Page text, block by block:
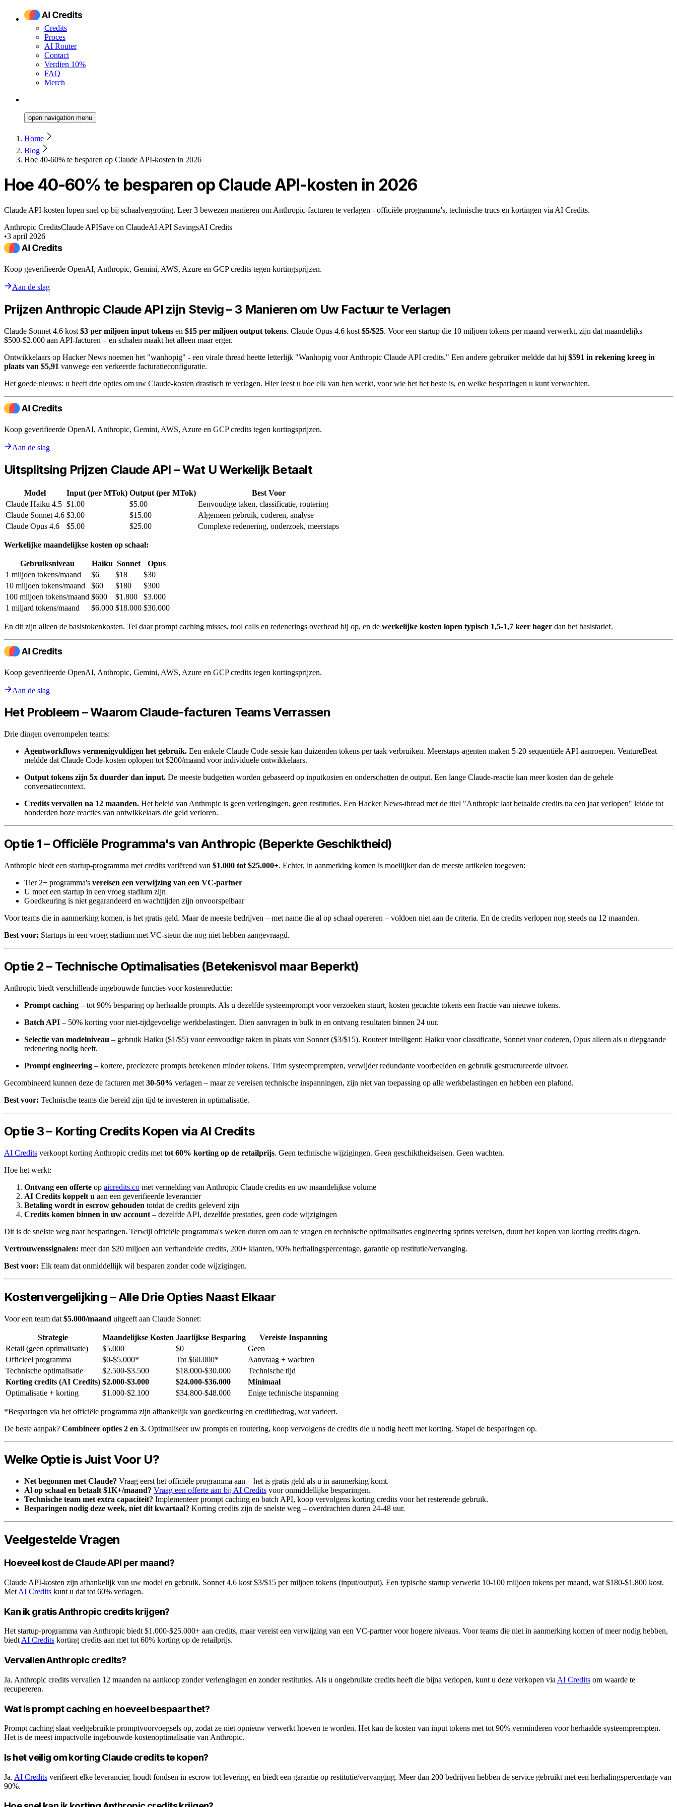
Credits
Proces
AI Router
Contact
Verdien 10%
FAQ
Merch
open navigation menu
Home
Blog
Hoe 40-60% te besparen op Claude API-kosten in 2026
Hoe 40-60% te besparen op Claude API-kosten in 2026
Claude API-kosten lopen snel op bij schaalvergroting. Leer 3 bewezen manieren om Anthropic-facturen te verlagen - officiële programma's, technische trucs en kortingen via AI Credits.
Anthropic CreditsClaude APISave on ClaudeAI API SavingsAI Credits
•3 april 2026
Koop geverifieerde OpenAI, Anthropic, Gemini, AWS, Azure en GCP credits tegen kortingsprijzen.
Aan de slag
Prijzen Anthropic Claude API zijn Stevig – 3 Manieren om Uw Factuur te Verlagen
Claude Sonnet 4.6 kost $3 per miljoen input tokens en $15 per miljoen output tokens. Claude Opus 4.6 kost $5/$25. Voor een startup die 10 miljoen tokens per maand verwerkt, zijn dat maandelijks
$500-$2.000 aan API-facturen – en schalen maakt het alleen maar erger.
Ontwikkelaars op Hacker News noemen het "wanhopig" - een virale thread heette letterlijk "Wanhopig voor Anthropic Claude API credits." Een andere gebruiker meldde dat hij $591 in rekening kreeg in
plaats van $5,91 vanwege een verkeerde facturatieconfiguratie.
Het goede nieuws: u heeft drie opties om uw Claude-kosten drastisch te verlagen. Hier leest u hoe elk van hen werkt, voor wie het het beste is, en welke besparingen u kunt verwachten.
Koop geverifieerde OpenAI, Anthropic, Gemini, AWS, Azure en GCP credits tegen kortingsprijzen.
Aan de slag
Uitsplitsing Prijzen Claude API – Wat U Werkelijk Betaalt
Model Input (per MTok) Output (per MTok)
Best Voor
Claude Haiku 4.5 $1.00 $5.00
Eenvoudige taken, classificatie, routering
Claude Sonnet 4.6 $3.00 $15.00
Algemeen gebruik, coderen, analyse
Claude Opus 4.6
$5.00 $25.00 Complexe redenering, onderzoek, meerstaps
Werkelijke maandelijkse kosten op schaal:
Gebruiksniveau Haiku Sonnet
Opus
1 miljoen tokens/maand
$6 $18
$30
10 miljoen tokens/maand
$60 $180
$300
100 miljoen tokens/maand $600 $1.800
$3.000
1 miljard tokens/maand
$6.000 $18.000 $30.000
En dit zijn alleen de basistokenkosten. Tel daar prompt caching misses, tool calls en redenerings overhead bij op, en de werkelijke kosten lopen typisch 1,5-1,7 keer hoger dan het basistarief.
Koop geverifieerde OpenAI, Anthropic, Gemini, AWS, Azure en GCP credits tegen kortingsprijzen.
Aan de slag
Het Probleem – Waarom Claude-facturen Teams Verrassen
Drie dingen overrompelen teams:
Agentworkflows vermenigvuldigen het gebruik. Een enkele Claude Code-sessie kan duizenden tokens per taak verbruiken. Meerstaps-agenten maken 5-20 sequentiële API-aanroepen. VentureBeat
meldde dat Claude Code-kosten oplopen tot $200/maand voor individuele ontwikkelaars.
Output tokens zijn 5x duurder dan input. De meeste budgetten worden gebaseerd op inputkosten en onderschatten de output. Een lange Claude-reactie kan meer kosten dan de gehele
conversatiecontext.
Credits vervallen na 12 maanden. Het beleid van Anthropic is geen verlengingen, geen restituties. Een Hacker News-thread met de titel "Anthropic laat betaalde credits na een jaar verlopen" leidde tot
honderden boze reacties van ontwikkelaars die geld verloren.
Optie 1 – Officiële Programma's van Anthropic (Beperkte Geschiktheid)
Anthropic biedt een startup-programma met credits variërend van $1.000 tot $25.000+. Echter, in aanmerking komen is moeilijker dan de meeste artikelen toegeven:
Tier 2+ programma's vereisen een verwijzing van een VC-partner
U moet een startup in een vroeg stadium zijn
Goedkeuring is niet gegarandeerd en wachttijden zijn onvoorspelbaar
Voor teams die in aanmerking komen, is het gratis geld. Maar de meeste bedrijven – met name die al op schaal opereren – voldoen niet aan de criteria. En de credits verlopen nog steeds na 12 maanden.
Best voor: Startups in een vroeg stadium met VC-steun die nog niet hebben aangevraagd.
Optie 2 – Technische Optimalisaties (Betekenisvol maar Beperkt)
Anthropic biedt verschillende ingebouwde functies voor kostenreductie:
Prompt caching – tot 90% besparing op herhaalde prompts. Als u dezelfde systeemprompt voor verzoeken stuurt, kosten gecachte tokens een fractie van nieuwe tokens.
Batch API – 50% korting voor niet-tijdgevoelige werkbelastingen. Dien aanvragen in bulk in en ontvang resultaten binnen 24 uur.
Selectie van modelniveau – gebruik Haiku ($1/$5) voor eenvoudige taken in plaats van Sonnet ($3/$15). Routeer intelligent: Haiku voor classificatie, Sonnet voor coderen, Opus alleen als u diepgaande
redenering nodig heeft.
Prompt engineering – kortere, preciezere prompts betekenen minder tokens. Trim systeemprempten, verwijder redundante voorbeelden en gebruik gestructureerde uitvoer.
Gecombineerd kunnen deze de facturen met 30-50% verlagen – maar ze vereisen technische inspanningen, zijn niet van toepassing op alle werkbelastingen en hebben een plafond.
Best voor: Technische teams die bereid zijn tijd te investeren in optimalisatie.
Optie 3 – Korting Credits Kopen via AI Credits
AI Credits verkoopt korting Anthropic credits met tot 60% korting op de retailprijs. Geen technische wijzigingen. Geen geschiktheidseisen. Geen wachten.
Hoe het werkt:
Ontvang een offerte op aicredits.co met vermelding van Anthropic Claude credits en uw maandelijkse volume
AI Credits koppelt u aan een geverifieerde leverancier
Betaling wordt in escrow gehouden totdat de credits geleverd zijn
Credits komen binnen in uw account – dezelfde API, dezelfde prestaties, geen code wijzigingen
Dit is de snelste weg naar besparingen. Terwijl officiële programma's weken duren om aan te vragen en technische optimalisaties engineering sprints vereisen, duurt het kopen van korting credits dagen.
Vertrouwenssignalen: meer dan $20 miljoen aan verhandelde credits, 200+ klanten, 90% herhalingspercentage, garantie op restitutie/vervanging.
Best voor: Elk team dat onmiddellijk wil besparen zonder code wijzigingen.
Kostenvergelijking – Alle Drie Opties Naast Elkaar
Voor een team dat $5.000/maand uitgeeft aan Claude Sonnet:
Strategie Maandelijkse Kosten Jaarlijkse Besparing
Vereiste Inspanning
Retail (geen optimalisatie)
$5.000 $0
Geen
Officieel programma
$0-$5.000* Tot $60.000*
Aanvraag + wachten
Technische optimalisatie
$2.500-$3.500 $18.000-$30.000
Technische tijd
Korting credits (AI Credits) $2.000-$3.000 $24.000-$36.000
Minimaal
Optimalisatie + korting
$1.000-$2.100 $34.800-$48.000 Enige technische inspanning
*Besparingen via het officiële programma zijn afhankelijk van goedkeuring en creditbedrag, wat varieert.
De beste aanpak? Combineer opties 2 en 3. Optimaliseer uw prompts en routering, koop vervolgens de credits die u nodig heeft met korting. Stapel de besparingen op.
Welke Optie is Juist Voor U?
Net begonnen met Claude? Vraag eerst het officiële programma aan – het is gratis geld als u in aanmerking komt.
Al op schaal en betaalt $1K+/maand? Vraag een offerte aan bij AI Credits voor onmiddellijke besparingen.
Technische team met extra capaciteit? Implementeer prompt caching en batch API, koop vervolgens korting credits voor het resterende gebruik.
Besparingen nodig deze week, niet dit kwartaal? Korting credits zijn de snelste weg – overdrachten duren 24-48 uur.
Veelgestelde Vragen
Hoeveel kost de Claude API per maand?
Claude API-kosten zijn afhankelijk van uw model en gebruik. Sonnet 4.6 kost $3/$15 per miljoen tokens (input/output). Een typische startup verwerkt 10-100 miljoen tokens per maand, wat $180-$1.800 kost.
Met AI Credits kunt u dat tot 60% verlagen.
Kan ik gratis Anthropic credits krijgen?
Het startup-programma van Anthropic biedt $1.000-$25.000+ aan credits, maar vereist een verwijzing van een VC-partner voor hogere niveaus. Voor teams die niet in aanmerking komen of meer nodig hebben,
biedt AI Credits korting credits aan met tot 60% korting op de retailprijs.
Vervallen Anthropic credits?
Ja. Anthropic credits vervallen 12 maanden na aankoop zonder verlengingen en zonder restituties. Als u ongebruikte credits heeft die bijna verlopen, kunt u deze verkopen via AI Credits om waarde te
recupereren.
Wat is prompt caching en hoeveel bespaart het?
Prompt caching slaat veelgebruikte promptvoorvoegsels op, zodat ze niet opnieuw verwerkt hoeven te worden. Het kan de kosten van input tokens met tot 90% verminderen voor herhaalde systeemprempten.
Het is de meest impactvolle ingebouwde kostenoptimalisatie van Anthropic.
Is het veilig om korting Claude credits te kopen?
Ja. AI Credits verifieert elke leverancier, houdt fondsen in escrow tot levering, en biedt een garantie op restitutie/vervanging. Meer dan 200 bedrijven hebben de service gebruikt met een herhalingspercentage van
90%.